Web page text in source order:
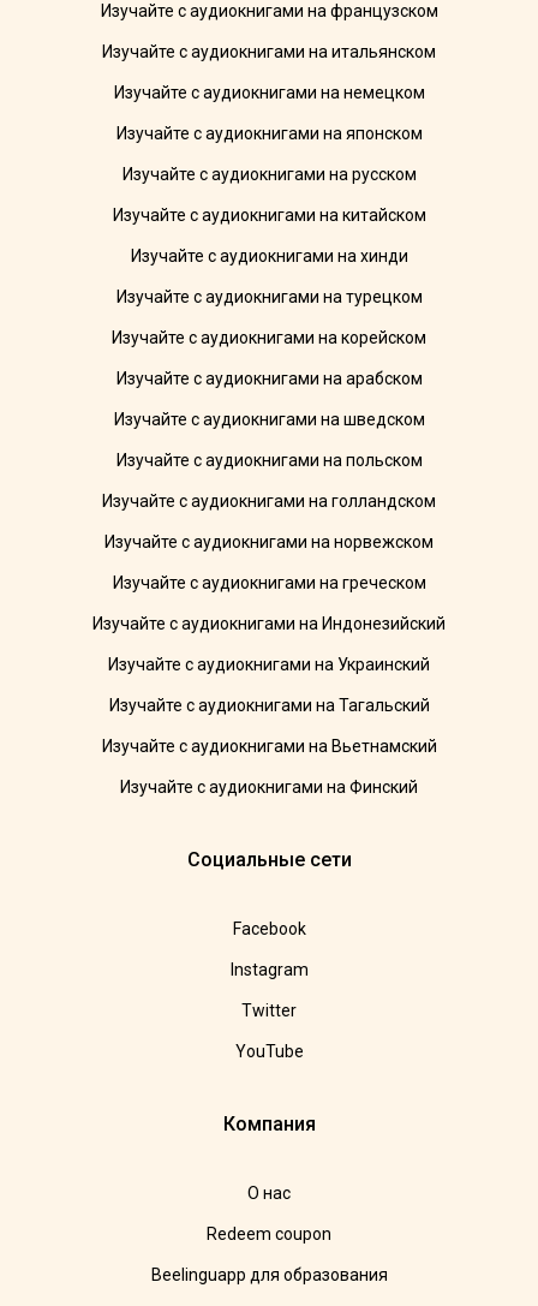
Изучайте с аудиокнигами на французском
Изучайте с аудиокнигами на итальянском
Изучайте с аудиокнигами на немецком
Изучайте с аудиокнигами на японском
Изучайте с аудиокнигами на русском
Изучайте с аудиокнигами на китайском
Изучайте с аудиокнигами на хинди
Изучайте с аудиокнигами на турецком
Изучайте с аудиокнигами на корейском
Изучайте с аудиокнигами на арабском
Изучайте с аудиокнигами на шведском
Изучайте с аудиокнигами на польском
Изучайте с аудиокнигами на голландском
Изучайте с аудиокнигами на норвежском
Изучайте с аудиокнигами на греческом
Изучайте с аудиокнигами на Индонезийский
Изучайте с аудиокнигами на Украинский
Изучайте с аудиокнигами на Тагальский
Изучайте с аудиокнигами на Вьетнамский
Изучайте с аудиокнигами на Финский
Социальные сети
Facebook
Instagram
Twitter
YouTube
Компания
О нас
Redeem coupon
Beelinguapp для образования